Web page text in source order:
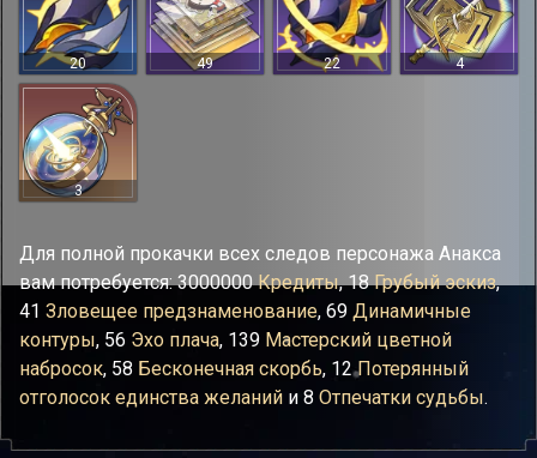
20 49 22 4
3
Для полной прокачки всех следов персонажа Анакса
вам потребуется: 3000000Кредиты, 18Грубый эскиз,
41 Зловещее предзнаменование, 69 Динамичные
контуры, 56 Эхо плача, 139 Мастерский цветной
набросок, 58 Бесконечная скорбь, 12Потерянный
отголосок единства желаний и 8 Отпечатки судьбы.